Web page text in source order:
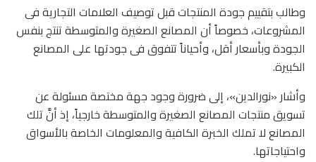
وطالب بتقييم جودة المنتجات قبل توصيف العلامات التجارية فى
المشروعات، خصوصاً أن المصانع الصغيرة والمتوسطة تنتج بنفس
الجودة وبأسعار أقل، وأحياناً تتفوق فى جودتها على المصانع
الكبيرة.
وأشار «نورالدين»، إلى ضرورة وجود جهة مختصة مسئولة عن
تسويق منتجات المصانع الصغيرة والمتوسطة خارجياً، إذ أنَّ تلك
المصانع لا تملك الخبرة الكافية والمعلومات الخاصة بالأسواق
واحتياجاتها.